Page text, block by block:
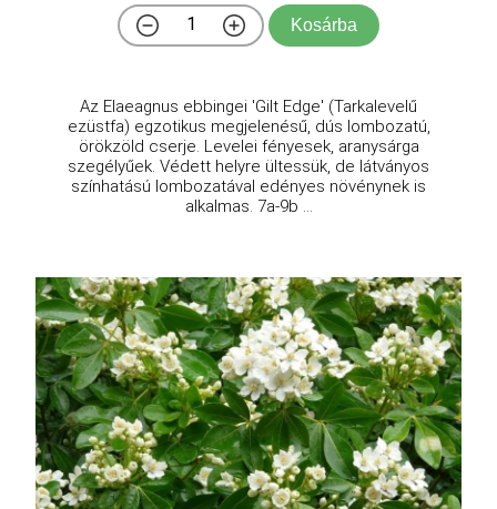
Kosárba
Az Elaeagnus ebbingei 'Gilt Edge' (Tarkalevelű
ezüstfa) egzotikus megjelenésű, dús lombozatú,
örökzöld cserje. Levelei fényesek, aranysárga
szegélyűek. Védett helyre ültessük, de látványos
színhatású lombozatával edényes növénynek is
alkalmas. 7a-9b ...